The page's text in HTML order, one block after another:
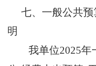
七、 一般公共预
明
我单位2025年